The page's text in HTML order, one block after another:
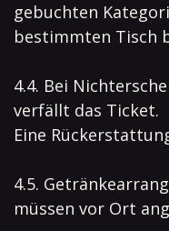
gebuchten
bestimmten Tisch
4.4. Bei
verfällt das Ticket.
Eine
4.5.
müssen vor Ort